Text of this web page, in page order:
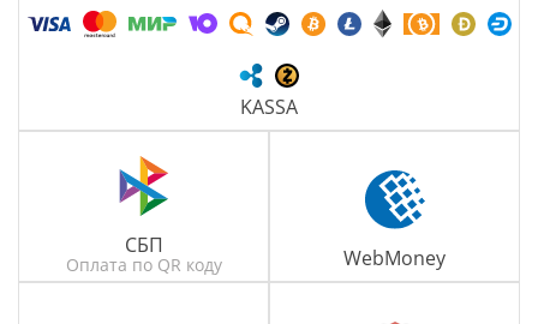
KASSA
СБП
Оплата по QR коду WebMoney